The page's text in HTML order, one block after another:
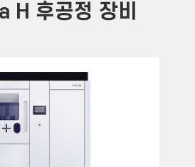
H 후공정 장비